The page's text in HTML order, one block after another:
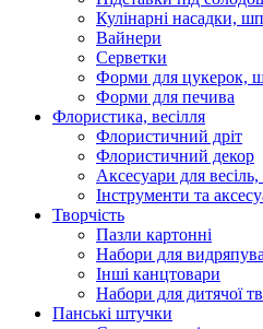
Кулінарні насадки,
Вайнери
Серветки
Форми для цукерок,
Форми для печива
Флористика, весілля
Флористичний дріт
Флористичний декор
Аксесуари для весіль,
Інструменти та
Творчість
Пазли картонні
Набори для
Інші канцтовари
Набори для дитячої
Панські штучки